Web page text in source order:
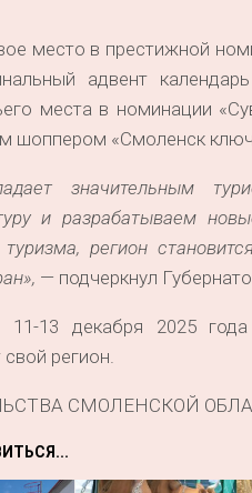
место в престижной
адвент
места в номинации
шоппером «Смоленск
значительным
и разрабатываем
регион
— подчеркнул
11-13 декабря 2025
регион.
СМОЛЕНСКОЙ